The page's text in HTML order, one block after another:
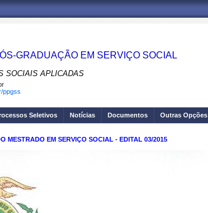
GRADUAÇÃO EM SERVIÇO SOCIAL
SOCIAIS APLICADAS
ppgss
Seletivos Notícias Documentos Outras Opções
MESTRADO EM SERVIÇO SOCIAL - EDITAL 03/2015